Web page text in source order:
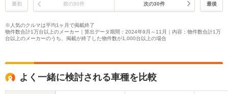
最初 前の30件 次の30件 最後
※人気のクルマは平均1ヶ月で掲載終了
物件数合計1万台以上のメーカー｜算出データ期間：2024年9月～11月｜内容：物件数合計1万
台以上のメーカーのうち、掲載が終了した物件数が1,000台以上の場合
よく一緒に検討される車種を比較